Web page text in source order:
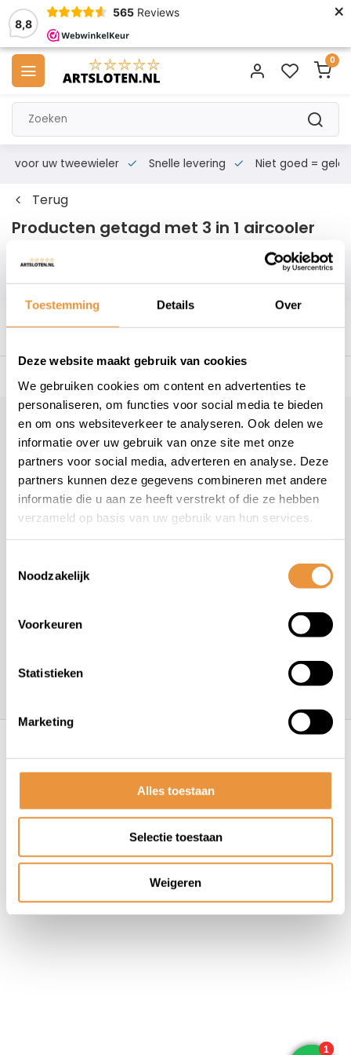
Toestemming Details Over
Deze website maakt gebruik van cookies
We gebruiken cookies om content en advertenties te
personaliseren, om functies voor social media te bieden
en om ons websiteverkeer te analyseren. Ook delen we
informatie over uw gebruik van onze site met onze
partners voor social media, adverteren en analyse. Deze
partners kunnen deze gegevens combineren met andere
informatie die u aan ze heeft verstrekt of die ze hebben
verzameld op basis van uw gebruik van hun services.
Noodzakelijk
Voorkeuren
Statistieken
Marketing
Alles toestaan
Selectie toestaan
Weigeren
8,8
565 Reviews ×
0
voor uw tweewieler Snelle levering Niet goed = geld
Terug
Producten getagd met 3 in 1 aircooler
Filters
Klantenservice geopend
Veelgestelde vragen
+31 78 780 2330
info@artsloten.nl
Algemene voorwaarden Disclaimer
Privacy
Policy
Sitemap